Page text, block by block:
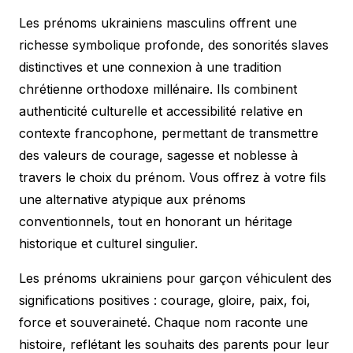
Les prénoms ukrainiens masculins offrent une
richesse symbolique profonde, des sonorités slaves
distinctives et une connexion à une tradition
chrétienne orthodoxe millénaire. Ils combinent
authenticité culturelle et accessibilité relative en
contexte francophone, permettant de transmettre
des valeurs de courage, sagesse et noblesse à
travers le choix du prénom. Vous offrez à votre fils
une alternative atypique aux prénoms
conventionnels, tout en honorant un héritage
historique et culturel singulier.
Les prénoms ukrainiens pour garçon véhiculent des
significations positives : courage, gloire, paix, foi,
force et souveraineté. Chaque nom raconte une
histoire, reflétant les souhaits des parents pour leur